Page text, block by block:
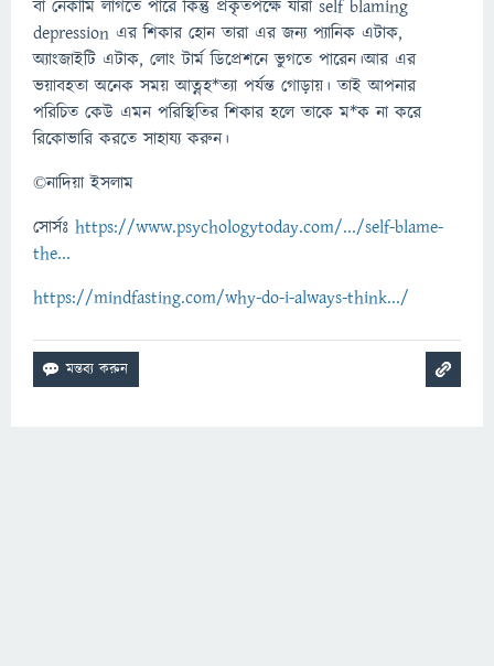
বা নেকামি লাগতে পারে কিন্তু প্রকৃতপক্ষে যারা self blaming
depression এর শিকার হোন তারা এর জন্য প্যানিক এটাক,
অ্যাংজাইটি এটাক, লোং টার্ম ডিপ্রেশনে ভুগতে পারেন।আর এর
ভয়াবহতা অনেক সময় আত্নহ*ত্যা পর্যন্ত গোড়ায়। তাই আপনার
পরিচিত কেউ এমন পরিস্থিতির শিকার হলে তাকে ম*ক না করে
রিকোভারি করতে সাহায্য করুন।
©নাদিয়া ইসলাম
সোর্সঃ https://www.psychologytoday.com/.../self-blame-
the...
https://mindfasting.com/why-do-i-always-think.../